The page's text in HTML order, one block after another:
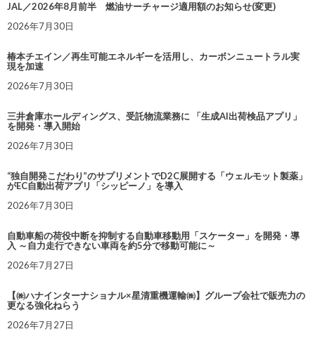
JAL／2026年8月前半 燃油サーチャージ適用額のお知らせ(変更)
2026年7月30日
椿本チエイン／再生可能エネルギーを活用し、カーボンニュートラル実
現を加速
2026年7月30日
三井倉庫ホールディングス、受託物流業務に 「生成AI出荷検品アプリ」
を開発・導入開始
2026年7月30日
“独自開発こだわり”のサプリメントでD2C展開する「ウェルモット製薬」
がEC自動出荷アプリ「シッピーノ」を導入
2026年7月30日
自動車船の荷役中断を抑制する自動車移動用「スケーター」を開発・導
入 ～自力走行できない車両を約5分で移動可能に～
2026年7月27日
【㈱ハナインターナショナル×星清重機運輸㈱】グループ会社で販売力の
更なる強化ねらう
2026年7月27日